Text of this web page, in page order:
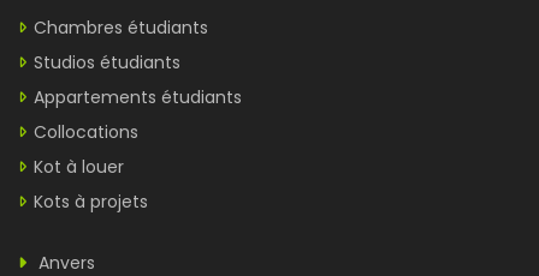
Chambres étudiants
Studios étudiants
Appartements étudiants
Collocations
Kot à louer
Kots à projets
Anvers